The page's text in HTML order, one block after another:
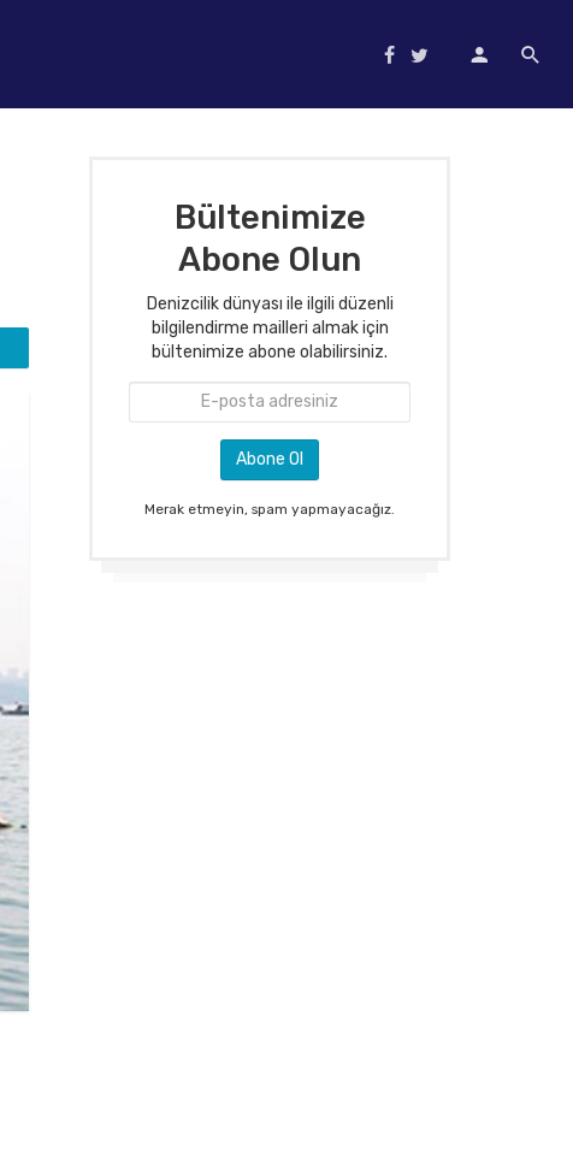
Bültenimize
Abone Olun
Denizcilik dünyası ile ilgili düzenli
bilgilendirme mailleri almak için
bültenimize abone olabilirsiniz.
Merak etmeyin, spam yapmayacağız.